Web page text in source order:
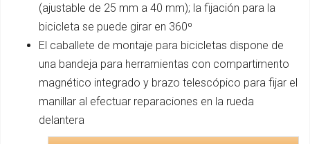
(ajustable de 25 mm a 40 mm); la fijación para la
bicicleta se puede girar en 360º
El caballete de montaje para bicicletas dispone de
una bandeja para herramientas con compartimento
magnético integrado y brazo telescópico para fijar el
manillar al efectuar reparaciones en la rueda
delantera